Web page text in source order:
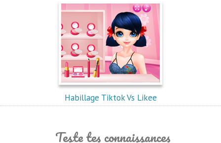
Habillage Tiktok Vs Likee
Teste tes connaissances